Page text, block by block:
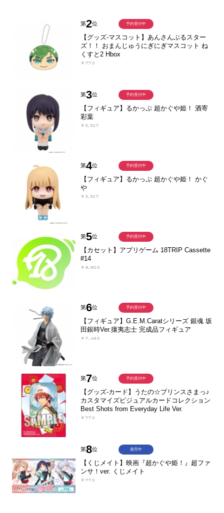
第2位
【グッズ-マスコット】あんさんぶるスター
ズ！！ おまんじゅうにぎにぎマスコット ね
くすと2 Hbox
￥770
予約受付中
第3位
【フィギュア】るかっぷ 超かぐや姫！ 酒寄
彩葉
￥3,927
予約受付中
第4位
【フィギュア】るかっぷ 超かぐや姫！ かぐ
や
￥3,927
予約受付中
第5位
【カセット】アプリゲーム 18TRIP Cassette
#14
￥8,800
予約受付中
第6位
【フィギュア】G.E.M.Caratシリーズ 銀魂 坂
田銀時Ver.攘夷志士 完成品フィギュア
￥7,480
予約受付中
第7位
【グッズ-カード】うたの☆プリンスさまっ♪
カスタマイズビジュアルカードコレクション
Best Shots from Everyday Life Ver.
￥770
予約受付中
第8位
【くじメイト】映画『超かぐや姫！』超ファ
ンサ！ver. くじメイト
￥770
発売中